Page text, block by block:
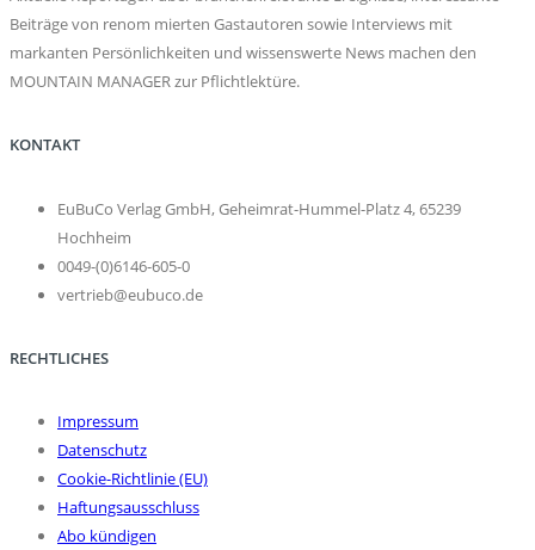
Beiträge von renom mierten Gastautoren sowie Interviews mit
markanten Persönlichkeiten und wissenswerte News machen den
MOUNTAIN MANAGER zur Pflichtlektüre.
KONTAKT
EuBuCo Verlag GmbH, Geheimrat-Hummel-Platz 4, 65239
Hochheim
0049-(0)6146-605-0
vertrieb@eubuco.de
RECHTLICHES
Impressum
Datenschutz
Cookie-Richtlinie (EU)
Haftungsausschluss
Abo kündigen